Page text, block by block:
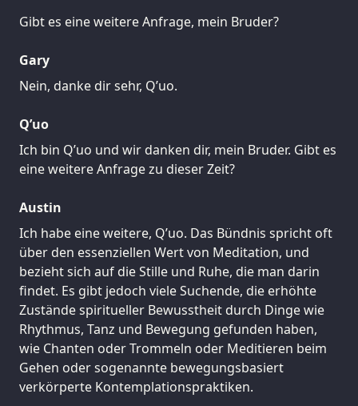
Gibt es eine weitere Anfrage, mein Bruder?
Gary
Nein, danke dir sehr, Q’uo.
Q’uo
Ich bin Q’uo und wir danken dir, mein Bruder. Gibt es
eine weitere Anfrage zu dieser Zeit?
Austin
Ich habe eine weitere, Q’uo. Das Bündnis spricht oft
über den essenziellen Wert von Meditation, und
bezieht sich auf die Stille und Ruhe, die man darin
findet. Es gibt jedoch viele Suchende, die erhöhte
Zustände spiritueller Bewusstheit durch Dinge wie
Rhythmus, Tanz und Bewegung gefunden haben,
wie Chanten oder Trommeln oder Meditieren beim
Gehen oder sogenannte bewegungsbasiert
verkörperte Kontemplationspraktiken.